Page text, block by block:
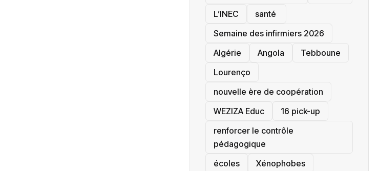
L’INEC
santé ‎
Semaine des infirmiers 2026
‎Algérie
Angola
Tebboune
Lourenço
nouvelle ère de coopération
‎WEZIZA Educ
16 pick-up
renforcer le contrôle
pédagogique
écoles
‎Xénophobes